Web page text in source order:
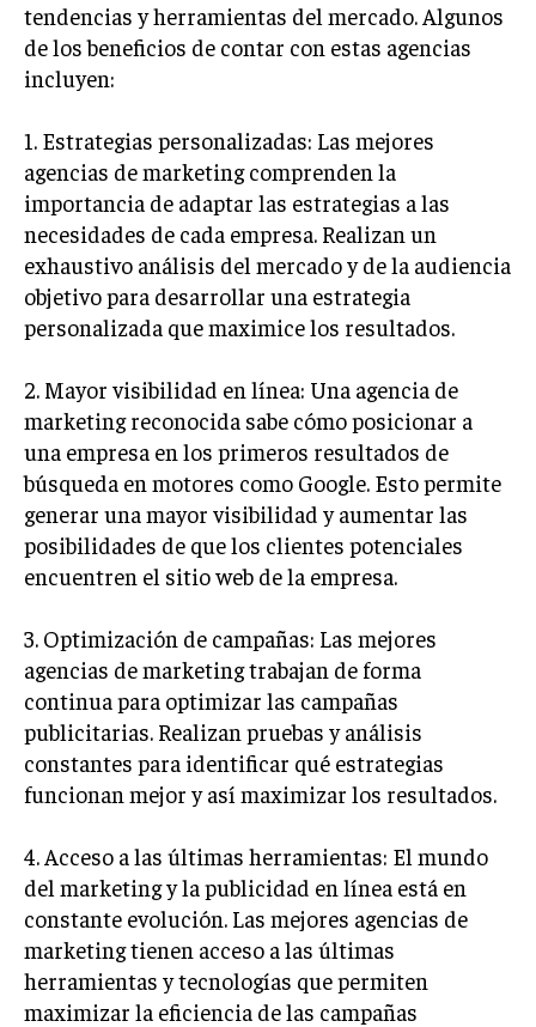
HABILIDADES DIRECTIVAS
FINANZAS
FINANZAS Y CONTABILIDAD
GESTIÓN DE RECURSOS FINANCIEROS
INVERSIONES Y MERCADOS FINANCIEROS
CONTABILIDAD EMPRESARIAL
INTERNACIONAL
NEGOCIOS INTERNACIONALES
COMERCIO INTERNACIONAL
EXPANSIÓN GLOBAL
IMPORTACIÓN Y EXPORTACIÓN
ALIANZAS ESTRATÉGICAS
TECNOLOGIA
SOSTENIBILIDAD Y MEDIO AMBIENTE
GESTIÓN DE LA INNOVACIÓN TECNOLÓGICA
TRANSFORMACIÓN DIGITAL
ANALÍTICA EMPRESARIAL Y BUSINESS
INTELLIGENCE
CIBERSEGURIDAD EMPRESARIAL
ESTRATEGIA
EMPRESAS FAMILIARES Y SUCESIÓN
tendencias y herramientas del mercado. Algunos
de los beneficios de contar con estas agencias
incluyen:
1. Estrategias personalizadas: Las mejores
agencias de marketing comprenden la
importancia de adaptar las estrategias a las
necesidades de cada empresa. Realizan un
exhaustivo análisis del mercado y de la audiencia
objetivo para desarrollar una estrategia
personalizada que maximice los resultados.
2. Mayor visibilidad en línea: Una agencia de
marketing reconocida sabe cómo posicionar a
una empresa en los primeros resultados de
búsqueda en motores como Google. Esto permite
generar una mayor visibilidad y aumentar las
posibilidades de que los clientes potenciales
encuentren el sitio web de la empresa.
3. Optimización de campañas: Las mejores
agencias de marketing trabajan de forma
continua para optimizar las campañas
publicitarias. Realizan pruebas y análisis
constantes para identificar qué estrategias
funcionan mejor y así maximizar los resultados.
4. Acceso a las últimas herramientas: El mundo
del marketing y la publicidad en línea está en
constante evolución. Las mejores agencias de
marketing tienen acceso a las últimas
herramientas y tecnologías que permiten
maximizar la eficiencia de las campañas